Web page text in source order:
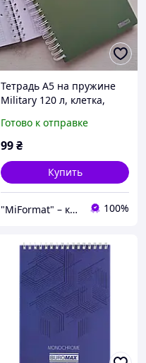
Тетрадь А5 на пружине
Military 120 л, клетка,
темно-зеленый Колледж
блок
Готово к отправке
99₴
Купить
"MiFormat" – канцелярия для офиса и школы, упаковочные материалы! 100%